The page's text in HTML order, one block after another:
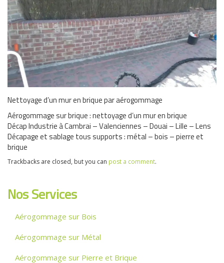
Nettoyage d’un mur en brique par aérogommage
Aérogommage sur brique : nettoyage d’un mur en brique
Décap Industrie à Cambrai – Valenciennes – Douai – Lille – Lens
Décapage et sablage tous supports : métal – bois – pierre et
brique
Trackbacks are closed, but you can post a comment.
Nos Services
Aérogommage sur Bois
Aérogommage sur Métal
Aérogommage sur Pierre et Brique